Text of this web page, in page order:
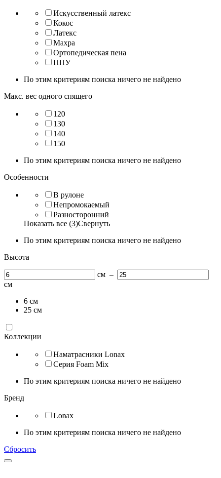
Искусственный латекс
Кокос
Латекс
Махра
Ортопедическая пена
ППУ
По этим критериям поиска ничего не найдено
Макс. вес одного спящего
120
130
140
150
По этим критериям поиска ничего не найдено
Особенности
В рулоне
Непромокаемый
Разносторонний
Показать все (3)Свернуть
По этим критериям поиска ничего не найдено
Высота
см –
см
6 см
25 см
Коллекции
Наматрасники Lonax
Серия Foam Mix
По этим критериям поиска ничего не найдено
Бренд
Lonax
По этим критериям поиска ничего не найдено
Сбросить